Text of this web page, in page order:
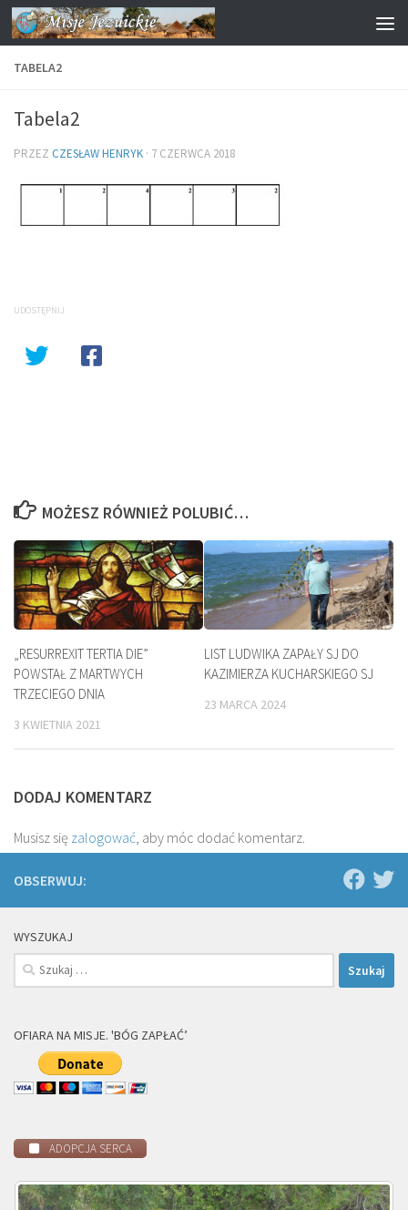
Przejdź do treści
TABELA2
Tabela2
PRZEZ CZESŁAW HENRYK · 7 CZERWCA 2018
UDOSTĘPNIJ
MOŻESZ RÓWNIEŻ POLUBIĆ…
„RESURREXIT TERTIA DIE”
POWSTAŁ Z MARTWYCH
TRZECIEGO DNIA
3 KWIETNIA 2021
LIST LUDWIKA ZAPAŁY SJ DO
KAZIMIERZA KUCHARSKIEGO SJ
23 MARCA 2024
DODAJ KOMENTARZ
Musisz się zalogować, aby móc dodać komentarz.
OBSERWUJ:
WYSZUKAJ
Szukaj:
OFIARA NA MISJE. 'BÓG ZAPŁAĆ’
ADOPCJA SERCA